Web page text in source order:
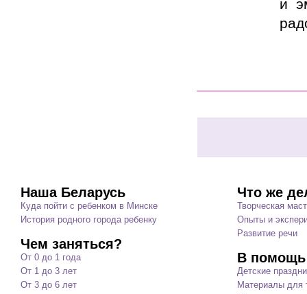
и
Наша Беларусь
Куда пойти с ребенком в Минске
История родного города ребенку
Чем заняться?
От 0 до 1 года
От 1 до 3 лет
От 3 до 6 лет
Что же
Творческая
Опыты и
Развитие речи
В
Детские
Материалы для